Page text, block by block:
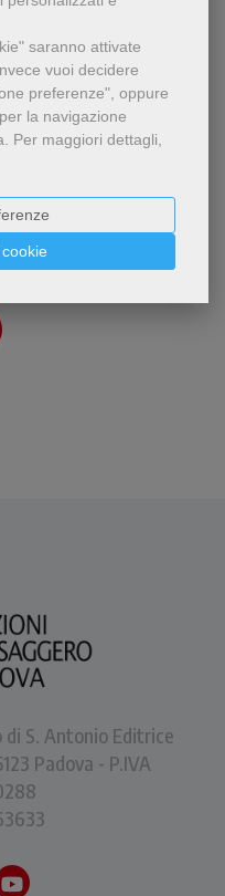
saranno attivate
vuoi decidere
preferenze", oppure
la navigazione
Per maggiori dettagli,
la
può
letterarie
questa
di S. Antonio Editrice
Padova - P.IVA